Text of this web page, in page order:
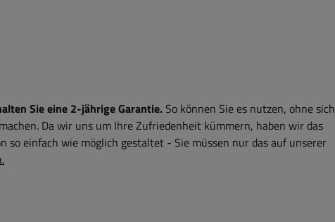
Sie eine 2-jährige Garantie. So können Sie es nutzen, ohne sich
Da wir uns um Ihre Zufriedenheit kümmern, haben wir das
so einfach wie möglich gestaltet - Sie müssen nur das auf unserer